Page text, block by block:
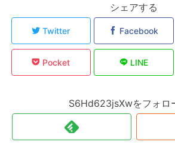
シェアする
Twitter Facebook
Pocket LINE
S6Hd623jsXwをフォロ